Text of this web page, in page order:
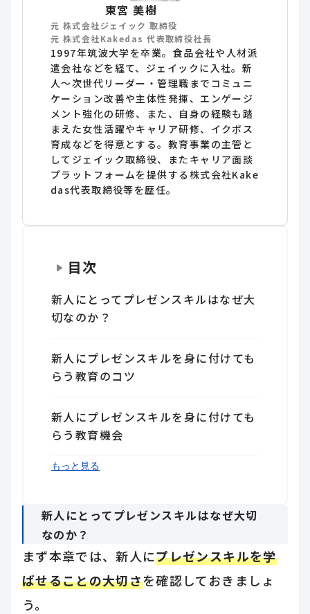
東宮 美樹
元 株式会社ジェイック 取締役
元 株式会社Kakedas 代表取締役社長
1997年筑波大学を卒業。食品会社や人材派
遣会社などを経て、ジェイックに入社。新
人～次世代リーダー・管理職までコミュニ
ケーション改善や主体性発揮、エンゲージ
メント強化の研修、また、自身の経験も踏
まえた女性活躍やキャリア研修、イクボス
育成などを得意とする。教育事業の主管と
してジェイック取締役、またキャリア面談
プラットフォームを提供する株式会社Kake
das代表取締役等を歴任。
目次
新人にとってプレゼンスキルはなぜ大
切なのか？
新人にプレゼンスキルを身に付けても
らう教育のコツ
新人にプレゼンスキルを身に付けても
らう教育機会
まとめ
もっと見る
新人にとってプレゼンスキルはなぜ大切
なのか？
まず本章では、新人にプレゼンスキルを学
ばせることの大切さを確認しておきましょ
う。